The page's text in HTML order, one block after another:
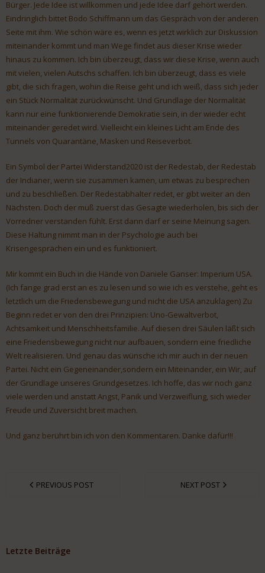
Bürger. Jede Idee ist willkommen und jede Idee darf gehört werden.
Eindringlich bittet Bodo Schiffmann um das Gespräch von der anderen
Seite mit ihm. Wie schön wäre es, wenn es jetzt wirklich zur Diskussion
miteinander kommt und man Wege findet aus dieser Krise wieder
hinaus zu kommen. Ich bin überzeugt, dass wir diese Krise, wenn auch
mit vielen, vielen Autschs schaffen. Ich bin überzeugt, dass es viele
gibt, die sich fragen, wohin die Reise geht und ich weiß, dass sich jeder
ein Stück Normalität zurückwünscht. Und Grundlage der Normalität
kann nur eine funktionierende Demokratie sein, in der wieder echt
miteinander geredet wird. Vielleicht ein kleines Licht am Ende des
Tunnels von Quarantäne, Masken und Reiseverbot.
Ein Symbol der Partei Widerstand2020 ist der Redestab, der Redestab
der Indianer, wenn sie zusammen kamen, um etwas zu besprechen
und zu beschließen. Der Redestabhalter redet, er gibt weiter an den
Nächsten. Doch der muß zuerst das Gesagte wiederholen, bis sich der
Vorredner verstanden fühlt. Erst dann darf er seine Meinung sagen.
Diese Haltung nimmt man in der Psychologie auch bei
Krisengesprächen ein und es funktioniert.
Mir kommt ein Buch in die Hände von Daniele Ganser: Imperium USA.
(Ich fange grad erst an es zu lesen und so wie ich es verstehe, geht es
letztlich um die Friedensbewegung und nicht die USA anzuklagen) Zu
Beginn redet er von den drei Prinzipien: Uno-Gewaltverbot,
Achtsamkeit und Menschheitsfamilie. Auf diesen drei Säulen läßt sich
eine Friedensbewegung nicht nur aufbauen, sondern eine friedliche
Welt realisieren. Und genau das wünsche ich mir auch in der neuen
Partei. Nicht ein Gegeneinander,sondern ein Miteinander, ein Wir, auf
der Grundlage unseres Grundgesetzes. Ich hoffe, das wir noch ganz
viele werden und anstatt Angst, Panik und Verzweiflung, sich wieder
Freude und Zuversicht breit machen.
Und ganz berührt bin ich von den Kommentaren. Danke dafür!!!
PREVIOUS POST NEXT POST
Letzte Beiträge